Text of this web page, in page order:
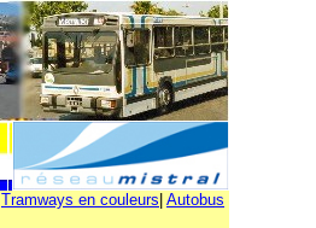
Tramways en couleurs Autobus